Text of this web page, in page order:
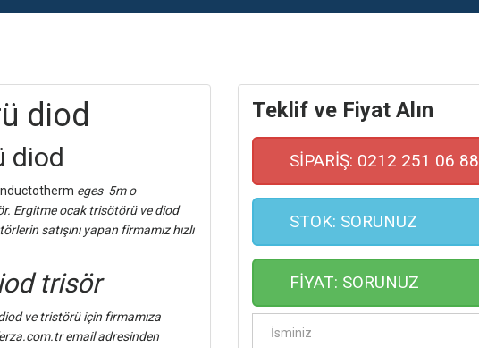
diod
diod
eges 5m o
Ergitme ocak trisötörü ve diod
satışını yapan firmamız hızlı
trisör
ve tristörü için firmamıza
email adresinden
Teklif ve Fiyat Alın
SİPARİŞ: 0212 251 06 88
STOK: SORUNUZ
FİYAT: SORUNUZ